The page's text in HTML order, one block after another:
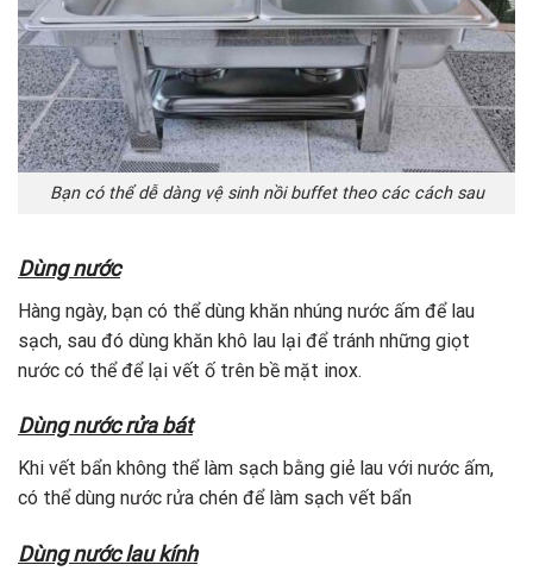
Bạn có thể dễ dàng vệ sinh nồi buffet theo các cách sau
Dùng nước
Hàng ngày, bạn có thể dùng khăn nhúng nước ấm để lau
sạch, sau đó dùng khăn khô lau lại để tránh những giọt
nước có thể để lại vết ố trên bề mặt inox.
Dùng nước rửa bát
Khi vết bẩn không thể làm sạch bằng giẻ lau với nước ấm,
có thể dùng nước rửa chén để làm sạch vết bẩn
Dùng nước lau kính